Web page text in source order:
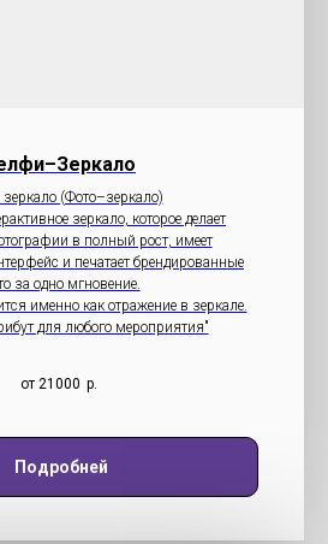
(Фото–зеркало)
зеркало, которое делает
в полный рост, имеет
и печатает брендированные
за одно мгновение.
именно как отражение в зеркале.
для любого мероприятия"
от 21000 р.
Подробней